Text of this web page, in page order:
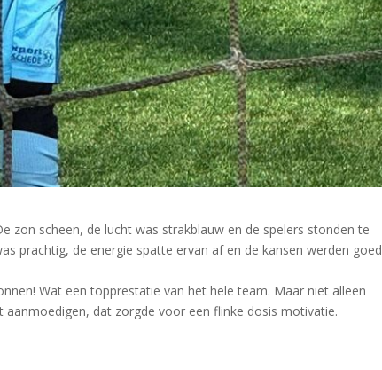
zon scheen, de lucht was strakblauw en de spelers stonden te
prachtig, de energie spatte ervan af en de kansen werden goed
Wat een topprestatie van het hele team. Maar niet alleen
dat zorgde voor een flinke dosis motivatie.